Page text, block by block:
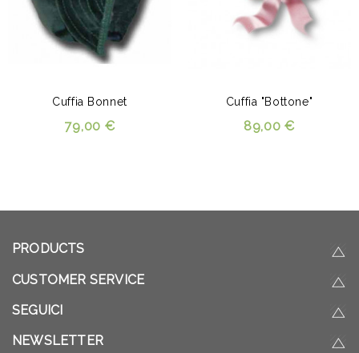
Cuffia Bonnet
79,00 €
Cuffia "Bottone"
89,00 €
PRODUCTS
CUSTOMER SERVICE
SEGUICI
NEWSLETTER